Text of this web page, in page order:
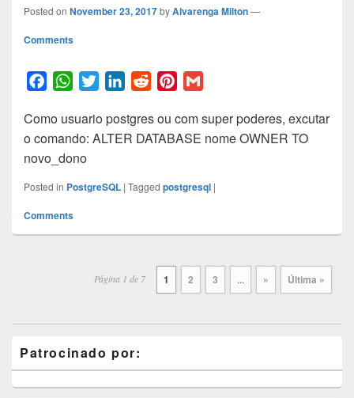
Posted on November 23, 2017byAlvarenga Milton—
Comments
c
e
b
o
k
W
a
t
s
p
i
t
e
n
k
d
R
d
d
n
t
t
a
i
Como usuario postgres ou com super poderes, excutar
o comando: ALTER DATABASE nome OWNER TO
novo_dono
Posted in PostgreSQL | Tagged postgresql |
Comments
Página 1 de 7 1 2 3 ... » Última »
Sidebar
Widget
Area
Patrocinado por: